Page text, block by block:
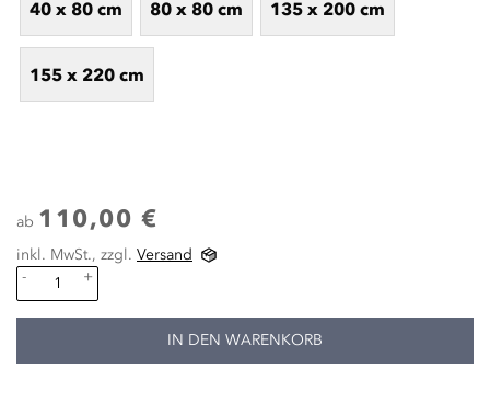
40 x 80 cm 80 x 80 cm 135 x 200 cm
155 x 220 cm
ab 110,00 €
inkl. MwSt., zzgl. Versand
-
+
IN DEN WARENKORB